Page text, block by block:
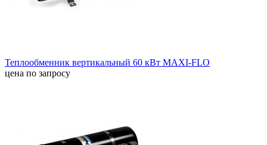
Теплообменник вертикальный 60 кВт MAXI-FLO
цена по запросу